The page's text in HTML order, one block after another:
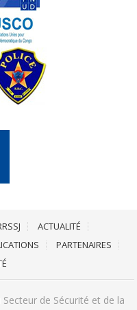
ACTUALITÉ
PARTENAIRES
de Sécurité et de la